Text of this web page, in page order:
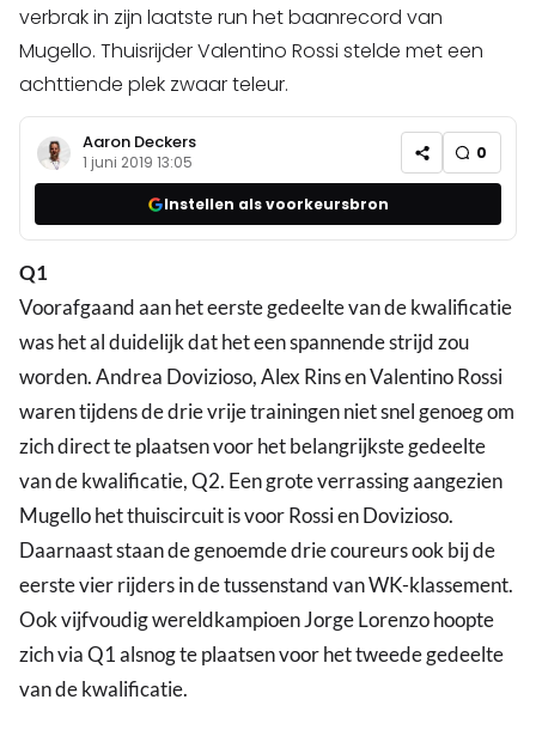
verbrak in zijn laatste run het baanrecord van
Mugello. Thuisrijder Valentino Rossi stelde met een
achttiende plek zwaar teleur.
Aaron Deckers
1 juni 2019 13:05 0
Instellen als voorkeursbron
Q1
Voorafgaand aan het eerste gedeelte van de kwalificatie
was het al duidelijk dat het een spannende strijd zou
worden. Andrea Dovizioso, Alex Rins en Valentino Rossi
waren tijdens de drie vrije trainingen niet snel genoeg om
zich direct te plaatsen voor het belangrijkste gedeelte
van de kwalificatie, Q2. Een grote verrassing aangezien
Mugello het thuiscircuit is voor Rossi en Dovizioso.
Daarnaast staan de genoemde drie coureurs ook bij de
eerste vier rijders in de tussenstand van WK-klassement.
Ook vijfvoudig wereldkampioen Jorge Lorenzo hoopte
zich via Q1 alsnog te plaatsen voor het tweede gedeelte
van de kwalificatie.